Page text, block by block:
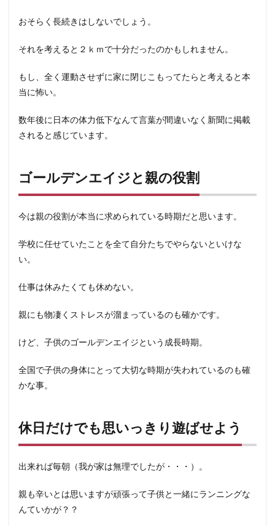
おそらく長続きはしないでしょう。
それを考えると２ｋｍで十分だったのかもしれません。
もし、全く運動させずに家に閉じこもってたらと考えると本
当に怖い。
数年後に日本の体力低下なんて言葉が間違いなく新聞に掲載
されると感じています。
ゴールデンエイジと親の役割
今は親の役割が本当に求められている時期だと思います。
学校に任せていたことを全て自分たちでやらないといけな
い。
仕事は休みたくても休めない。
親にも物凄くストレスが溜まっているのも確かです。
けど、子供のゴールデンエイジという成長時期。
全国で子供の身体にとって大切な時期が失われているのも確
かな事。
休日だけでも思いっきり遊ばせよう
出来れば毎朝（我が家は無理でしたが・・・）。
親も辛いとは思いますが頑張って子供と一緒にランニングな
んていかが？？